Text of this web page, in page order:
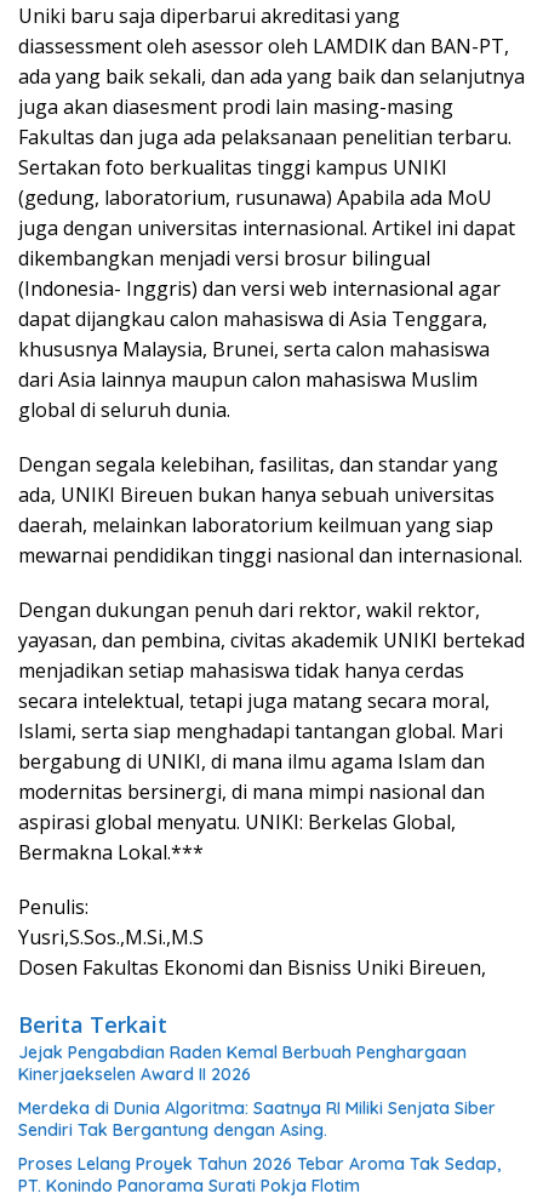
Uniki baru saja diperbarui akreditasi yang
diassessment oleh asessor oleh LAMDIK dan BAN-PT,
ada yang baik sekali, dan ada yang baik dan selanjutnya
juga akan diasesment prodi lain masing-masing
Fakultas dan juga ada pelaksanaan penelitian terbaru.
Sertakan foto berkualitas tinggi kampus UNIKI
(gedung, laboratorium, rusunawa) Apabila ada MoU
juga dengan universitas internasional. Artikel ini dapat
dikembangkan menjadi versi brosur bilingual
(Indonesia- Inggris) dan versi web internasional agar
dapat dijangkau calon mahasiswa di Asia Tenggara,
khususnya Malaysia, Brunei, serta calon mahasiswa
dari Asia lainnya maupun calon mahasiswa Muslim
global di seluruh dunia.
Dengan segala kelebihan, fasilitas, dan standar yang
ada, UNIKI Bireuen bukan hanya sebuah universitas
daerah, melainkan laboratorium keilmuan yang siap
mewarnai pendidikan tinggi nasional dan internasional.
Dengan dukungan penuh dari rektor, wakil rektor,
yayasan, dan pembina, civitas akademik UNIKI bertekad
menjadikan setiap mahasiswa tidak hanya cerdas
secara intelektual, tetapi juga matang secara moral,
Islami, serta siap menghadapi tantangan global. Mari
bergabung di UNIKI, di mana ilmu agama Islam dan
modernitas bersinergi, di mana mimpi nasional dan
aspirasi global menyatu. UNIKI: Berkelas Global,
Bermakna Lokal.***
Penulis:
Yusri,S.Sos.,M.Si.,M.S
Dosen Fakultas Ekonomi dan Bisniss Uniki Bireuen,
Berita Terkait
Jejak Pengabdian Raden Kemal Berbuah Penghargaan
Kinerjaekselen Award II 2026
Merdeka di Dunia Algoritma: Saatnya RI Miliki Senjata Siber
Sendiri Tak Bergantung dengan Asing.
Proses Lelang Proyek Tahun 2026 Tebar Aroma Tak Sedap,
PT. Konindo Panorama Surati Pokja Flotim